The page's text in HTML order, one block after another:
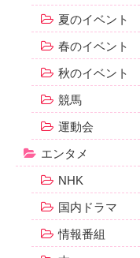
夏のイベント
春のイベント
秋のイベント
競馬
運動会
エンタメ
NHK
国内ドラマ
情報番組